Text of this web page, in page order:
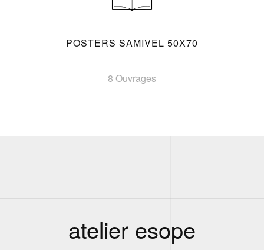
POSTERS SAMIVEL 50X70
8 Ouvrages
atelier esope